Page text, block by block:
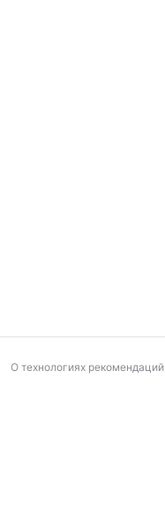
О технологиях рекомендаций